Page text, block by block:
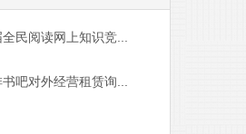
民阅读网上知识竞...
吧对外经营租赁询...